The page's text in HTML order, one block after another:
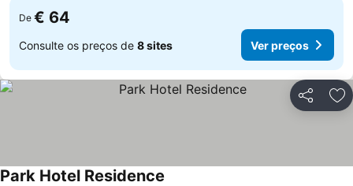
De € 64
Consulte os preços de 8 sites Ver preços
Partilhar
Park Hotel Residence